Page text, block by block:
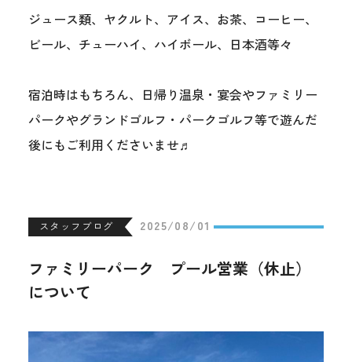
ジュース類、ヤクルト、アイス、お茶、コーヒー、
ビール、チューハイ、ハイボール、日本酒等々
宿泊時はもちろん、日帰り温泉・宴会やファミリー
パークやグランドゴルフ・パークゴルフ等で遊んだ
後にもご利用くださいませ♬
スタッフブログ 2025/08/01
ファミリーパーク プール営業（休止）
について